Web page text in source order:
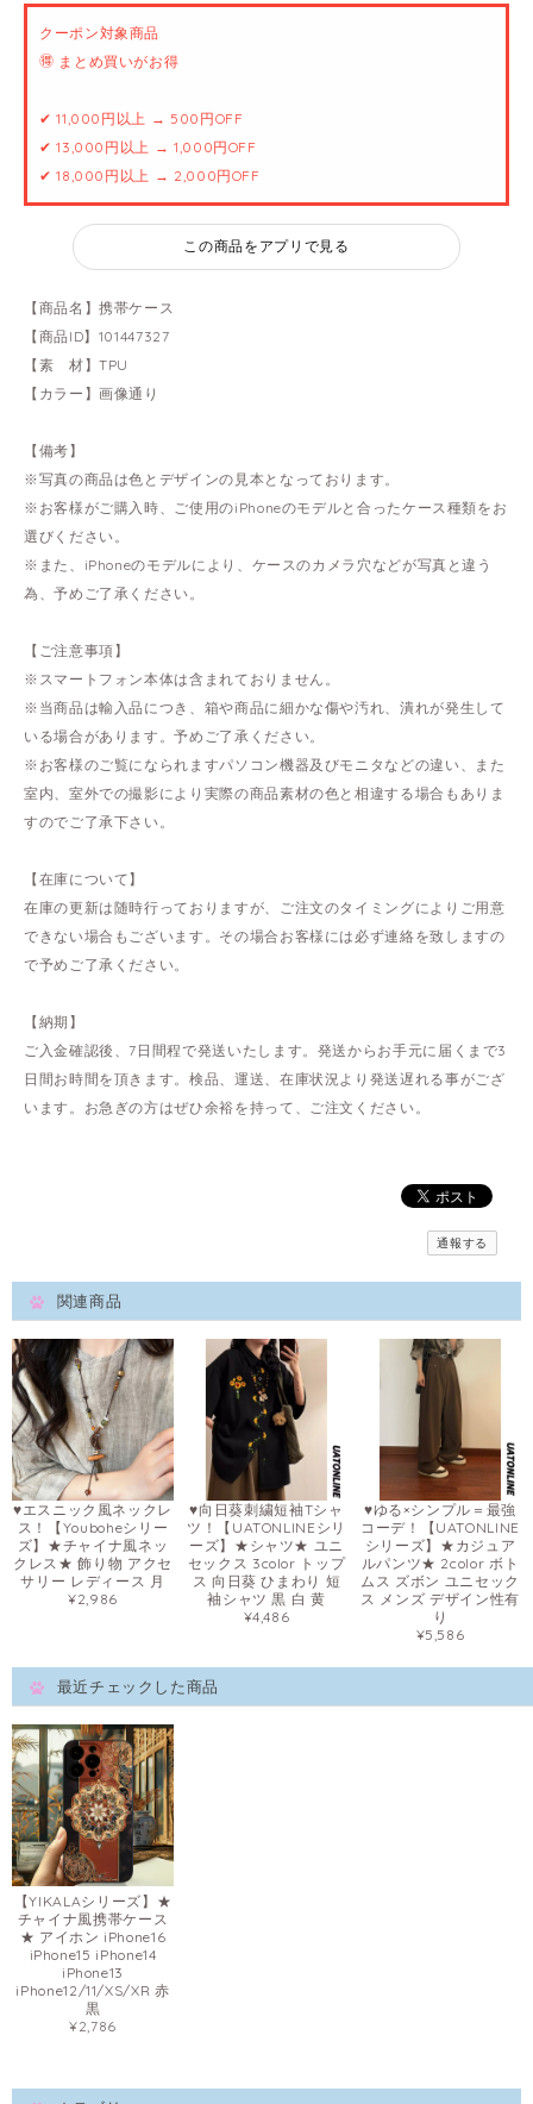
クーポン対象商品
🉐 まとめ買いがお得
✔ 11,000円以上 → 500円OFF
✔ 13,000円以上 → 1,000円OFF
✔ 18,000円以上 → 2,000円OFF
この商品をアプリで見る
【商品名】携帯ケース
【商品ID】101447327
【素 材】TPU
【カラー】画像通り
【備考】
※写真の商品は色とデザインの見本となっております。
※お客様がご購入時、ご使用のiPhoneのモデルと合ったケース種類をお
選びください。
※また、iPhoneのモデルにより、ケースのカメラ穴などが写真と違う
為、予めご了承ください。
【ご注意事項】
※スマートフォン本体は含まれておりません。
※当商品は輸入品につき、箱や商品に細かな傷や汚れ、潰れが発生して
いる場合があります。予めご了承ください。
※お客様のご覧になられますパソコン機器及びモニタなどの違い、また
室内、室外での撮影により実際の商品素材の色と相違する場合もありま
すのでご了承下さい。
【在庫について】
在庫の更新は随時行っておりますが、ご注文のタイミングによりご用意
できない場合もございます。その場合お客様には必ず連絡を致しますの
で予めご了承ください。
【納期】
ご入金確認後、7日間程で発送いたします。発送からお手元に届くまで3
日間お時間を頂きます。検品、運送、在庫状況より発送遅れる事がござ
います。お急ぎの方はぜひ余裕を持って、ご注文ください。
通報する
関連商品
♥エスニック風ネックレ
ス！【Youboheシリー
ズ】★チャイナ風ネッ
クレス★ 飾り物 アクセ
サリー レディース 月
¥2,986
♥向日葵刺繍短袖Tシャ
ツ！【UATONLINEシリ
ーズ】★シャツ★ ユニ
セックス 3color トップ
ス 向日葵 ひまわり 短
袖シャツ 黒 白 黄
¥4,486
♥ゆる×シンプル＝最強
コーデ！【UATONLINE
シリーズ】★カジュア
ルパンツ★ 2color ボト
ムス ズボン ユニセック
ス メンズ デザイン性有
り
¥5,586
最近チェックした商品
【YIKALAシリーズ】★
チャイナ風携帯ケース
★ アイホン iPhone16
iPhone15 iPhone14
iPhone13
iPhone12/11/XS/XR 赤
黒
¥2,786